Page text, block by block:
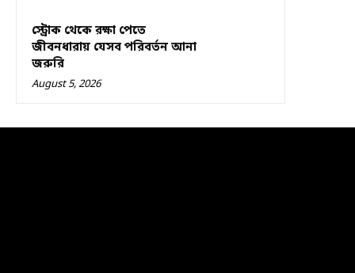
স্ট্রোক থেকে রক্ষা পেতে
জীবনধারায় যেসব পরিবর্তন আনা
জরুরি
August 5, 2026